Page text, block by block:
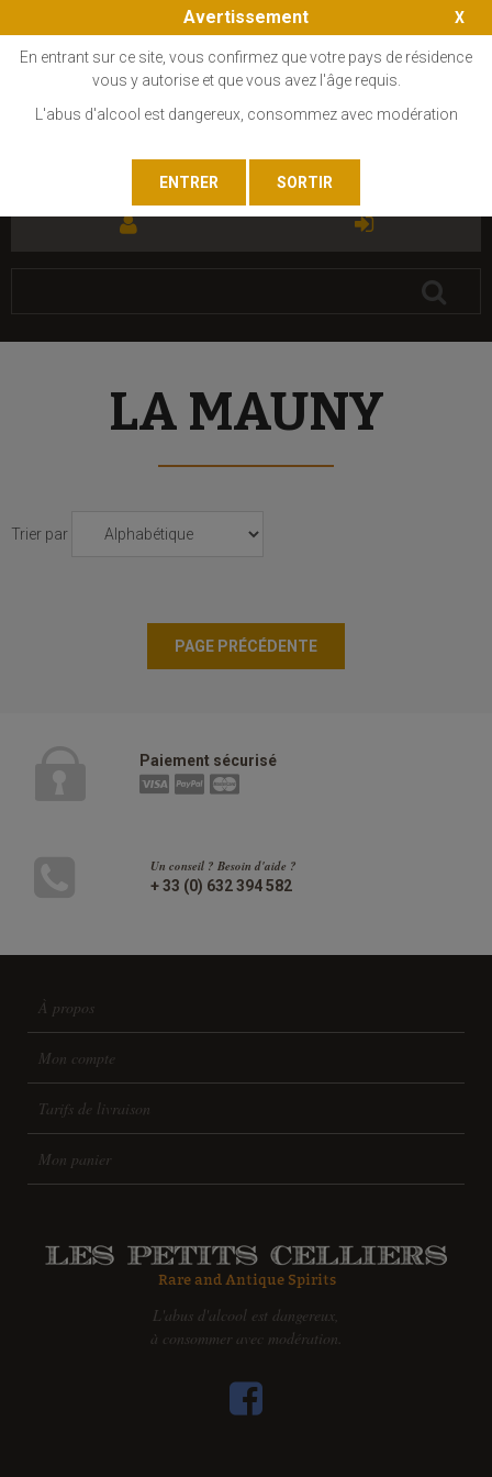
LA MAUNY
Trier par
Paiement sécurisé
Un conseil ? Besoin d'aide ?
+ 33 (0) 632 394 582
À propos
Mon compte
Tarifs de livraison
Mon panier
L'abus d'alcool est dangereux,
à consommer avec modération.
Avertissement
En entrant sur ce site, vous confirmez que votre pays de résidence
vous y autorise et que vous avez l'âge requis.
L'abus d'alcool est dangereux, consommez avec modération